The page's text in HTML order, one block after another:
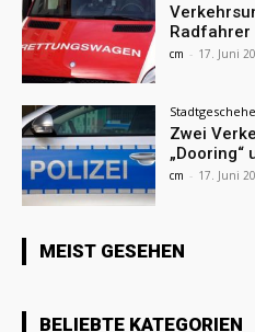
Radfahrer
cm - 17. Juni
Zwei
„Dooring“
cm - 17. Juni
MEIST GESEHEN
BELIEBTE KATEGORIEN